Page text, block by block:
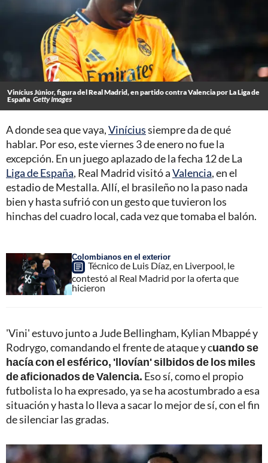
Vinícius Júnior, figura del Real Madrid, en partido contra Valencia por La Liga de
España Getty Images
A donde sea que vaya,Viníciussiempre da de qué
hablar. Por eso, este viernes 3 de enero no fue la
excepción. En un juego aplazado de la fecha 12 de La
Liga de España, Real Madrid visitó aValencia, en el
estadio de Mestalla. Allí, el brasileño no la paso nada
bien y hasta sufrió con un gesto que tuvieron los
hinchas del cuadro local, cada vez que tomaba el balón.
Colombianos en el exterior
Técnico de Luis Díaz, en Liverpool, le
contestó al Real Madrid por la oferta que
hicieron
'Vini' estuvo junto a Jude Bellingham, Kylian Mbappé y
Rodrygo, comandando el frente de ataque y cuando se
hacía con el esférico, 'llovían' silbidos de los miles
de aficionados de Valencia. Eso sí, como el propio
futbolista lo ha expresado, ya se ha acostumbrado a esa
situación y hasta lo lleva a sacar lo mejor de sí, con el fin
de silenciar las gradas.